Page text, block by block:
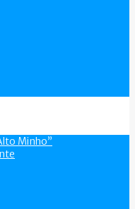
Minho”